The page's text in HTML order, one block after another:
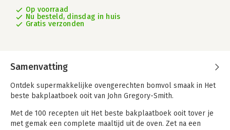
Op voorraad
Nu besteld, dinsdag in huis
Gratis verzonden
Samenvatting
Ontdek supermakkelijke ovengerechten bomvol smaak in Het
beste bakplaatboek ooit van John Gregory-Smith.
Met de 100 recepten uit Het beste bakplaatboek ooit tover je
met gemak een complete maaltijd uit de oven. Zet na een